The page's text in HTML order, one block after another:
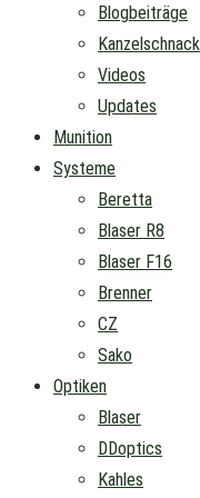
Blogbeiträge
Videos
Updates
Munition
Systeme
Beretta
Blaser R8
Blaser F16
Brenner
CZ
Sako
Optiken
Blaser
DDoptics
Kahles